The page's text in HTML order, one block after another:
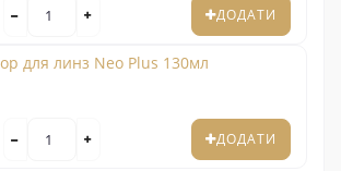
ДОДАТИ
для линз Neo Plus 130мл
ДОДАТИ